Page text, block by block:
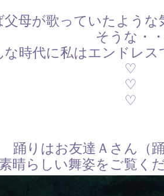
父母が歌っていたよう
そうな・
な時代に私はエンドレ
♡
♡
♡
踊りはお友達Ａさん（
素晴らしい舞姿をご覧く